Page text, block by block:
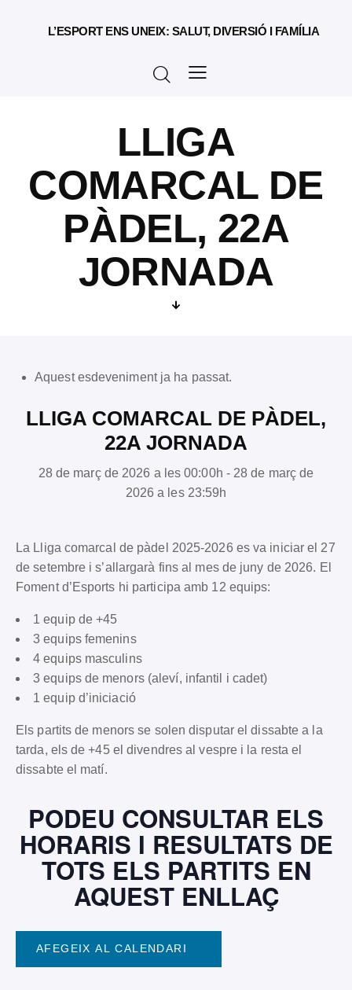
L’ESPORT ENS UNEIX: SALUT, DIVERSIÓ I FAMÍLIA
LLIGA
COMARCAL DE
PÀDEL, 22A
JORNADA
Aquest esdeveniment ja ha passat.
LLIGA COMARCAL DE PÀDEL,
22A JORNADA
28 de març de 2026 a les 00:00h - 28 de març de
2026 a les 23:59h
La Lliga comarcal de pàdel 2025-2026 es va iniciar el 27
de setembre i s’allargarà fins al mes de juny de 2026. El
Foment d’Esports hi participa amb 12 equips:
1 equip de +45
3 equips femenins
4 equips masculins
3 equips de menors (aleví, infantil i cadet)
1 equip d’iniciació
Els partits de menors se solen disputar el dissabte a la
tarda, els de +45 el divendres al vespre i la resta el
dissabte el matí.
PODEU CONSULTAR ELS
HORARIS I RESULTATS DE
TOTS ELS PARTITS EN
AQUEST ENLLAÇ
AFEGEIX AL CALENDARI